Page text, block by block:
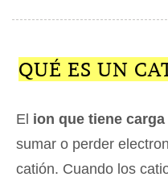
QUÉ ES UN
El ion que tiene
sumar o perder
catión. Cuando los